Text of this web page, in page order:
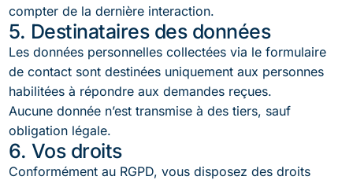
compter de la dernière interaction.
5. Destinataires des données
Les données personnelles collectées via le formulaire
de contact sont destinées uniquement aux personnes
habilitées à répondre aux demandes reçues.
Aucune donnée n’est transmise à des tiers, sauf
obligation légale.
6. Vos droits
Conformément au RGPD, vous disposez des droits